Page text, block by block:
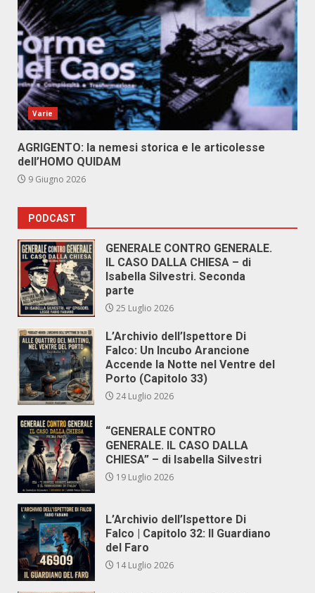
Varie
AGRIGENTO: la nemesi storica e le articolesse
dell’HOMO QUIDAM
9 Giugno 2026
PODCAST
GENERALE CONTRO GENERALE.
IL CASO DALLA CHIESA – di
Isabella Silvestri. Seconda
parte
25 Luglio 2026
L’Archivio dell’Ispettore Di
Falco: Un Incubo Arancione
Accende la Notte nel Ventre del
Porto (Capitolo 33)
24 Luglio 2026
“GENERALE CONTRO
GENERALE. IL CASO DALLA
CHIESA” – di Isabella Silvestri
19 Luglio 2026
L’Archivio dell’Ispettore Di
Falco | Capitolo 32: Il Guardiano
del Faro
14 Luglio 2026